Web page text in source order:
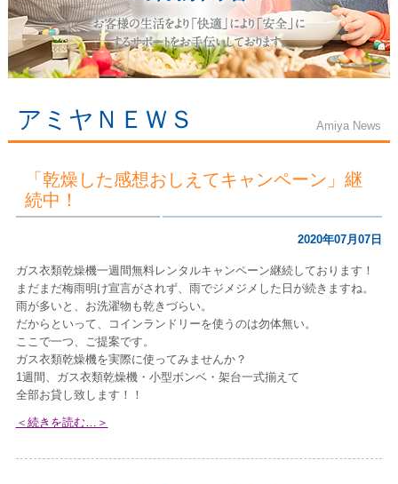
アミヤＮＥＷＳ Amiya News
「乾燥した感想おしえてキャンペーン」継
続中！
2020年07月07日
ガス衣類乾燥機一週間無料レンタルキャンペーン継続しております！
まだまだ梅雨明け宣言がされず、雨でジメジメした日が続きますね。
雨が多いと、お洗濯物も乾きづらい。
だからといって、コインランドリーを使うのは勿体無い。
ここで一つ、ご提案です。
ガス衣類乾燥機を実際に使ってみませんか？
1週間、ガス衣類乾燥機・小型ボンベ・架台一式揃えて
全部お貸し致します！！
＜続きを読む…＞